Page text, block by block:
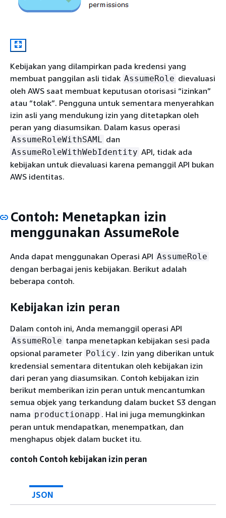
Kebijakan yang dilampirkan pada kredensi yang
membuat panggilan asli tidak AssumeRole dievaluasi
oleh AWS saat membuat keputusan otorisasi “izinkan”
atau “tolak”. Pengguna untuk sementara menyerahkan
izin asli yang mendukung izin yang ditetapkan oleh
peran yang diasumsikan. Dalam kasus operasi
AssumeRoleWithSAML dan
AssumeRoleWithWebIdentity API, tidak ada
kebijakan untuk dievaluasi karena pemanggil API bukan
AWS identitas.
Contoh: Menetapkan izin
menggunakan AssumeRole
Anda dapat menggunakan Operasi API AssumeRole
dengan berbagai jenis kebijakan. Berikut adalah
beberapa contoh.
Kebijakan izin peran
Dalam contoh ini, Anda memanggil operasi API
AssumeRole tanpa menetapkan kebijakan sesi pada
opsional parameter Policy . Izin yang diberikan untuk
kredensial sementara ditentukan oleh kebijakan izin
dari peran yang diasumsikan. Contoh kebijakan izin
berikut memberikan izin peran untuk mencantumkan
semua objek yang terkandung dalam bucket S3 dengan
nama productionapp . Hal ini juga memungkinkan
peran untuk mendapatkan, menempatkan, dan
menghapus objek dalam bucket itu.
contoh Contoh kebijakan izin peran
JSON